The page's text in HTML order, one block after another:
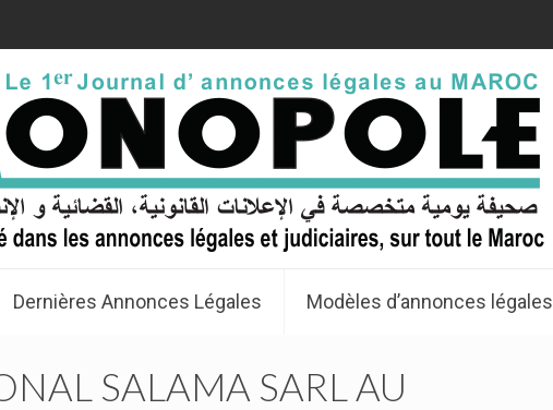
Dernières Annonces Légales Modèles d’annonces légales
SALAMA SARL AU